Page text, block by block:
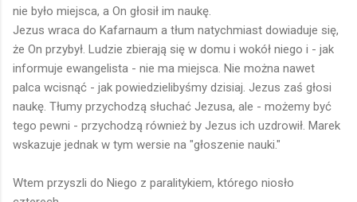
nie było miejsca, a On głosił im naukę.
Jezus wraca do Kafarnaum a tłum natychmiast dowiaduje się,
że On przybył. Ludzie zbierają się w domu i wokół niego i - jak
informuje ewangelista - nie ma miejsca. Nie można nawet
palca wcisnąć - jak powiedzielibyśmy dzisiaj. Jezus zaś głosi
naukę. Tłumy przychodzą słuchać Jezusa, ale - możemy być
tego pewni - przychodzą również by Jezus ich uzdrowił. Marek
wskazuje jednak w tym wersie na "głoszenie nauki."
Wtem przyszli do Niego z paralitykiem, którego niosło